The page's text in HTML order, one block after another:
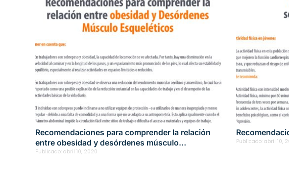
Recomendaciones para comprender la relación
entre obesidad y desórdenes músculo
esqueléticos
Publicado: abril 10, 2020
Publicado: abril 10,